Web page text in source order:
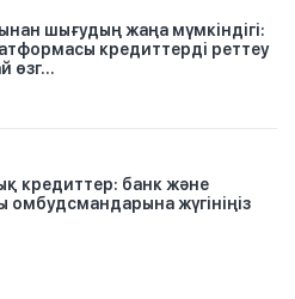
шығудың жаңа мүмкіндігі:
кредиттерді реттеу
өзг...
кредиттер: банк және
жүгініңіз